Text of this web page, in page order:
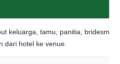
keluarga, tamu, panitia,
dari hotel ke venue.